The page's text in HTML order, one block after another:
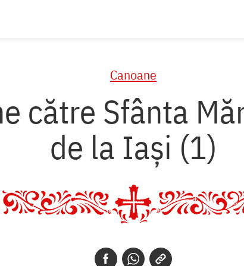
Canoane
către Sfânta
de la Iași (1)